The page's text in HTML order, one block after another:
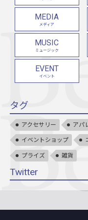
MEDIA
メディア
MUSIC
ミュージック
EVENT
イベント
タグ
アクセサリー アパ
イベントショップ
プライズ 雑貨
Twitter